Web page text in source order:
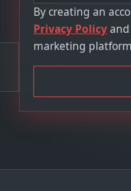
n
i
t
S
t
By creating an
Privacy Policyand
marketing